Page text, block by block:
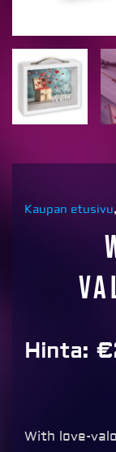
Kaupan etusivu,
Hinta: €
With love-